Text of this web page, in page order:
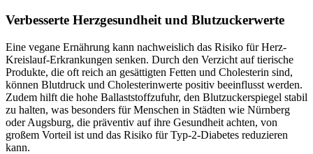
Verbesserte Herzgesundheit und Blutzuckerwerte
Eine vegane Ernährung kann nachweislich das Risiko für Herz-
Kreislauf-Erkrankungen senken. Durch den Verzicht auf tierische
Produkte, die oft reich an gesättigten Fetten und Cholesterin sind,
können Blutdruck und Cholesterinwerte positiv beeinflusst werden.
Zudem hilft die hohe Ballaststoffzufuhr, den Blutzuckerspiegel stabil
zu halten, was besonders für Menschen in Städten wie Nürnberg
oder Augsburg, die präventiv auf ihre Gesundheit achten, von
großem Vorteil ist und das Risiko für Typ-2-Diabetes reduzieren
kann.